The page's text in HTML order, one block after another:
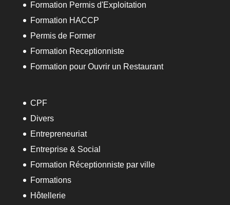
Formation Permis d'Exploitation
Formation HACCP
Permis de Former
Formation Receptionniste
Formation pour Ouvrir un Restaurant
CPF
Divers
Entrepreneuriat
Entreprise & Social
Formation Réceptionniste par ville
Formations
Hôtellerie